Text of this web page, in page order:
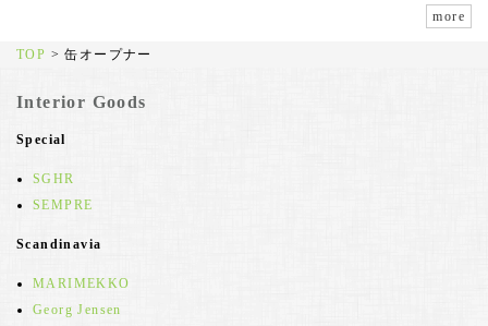
more
TOP >缶オープナー
Interior Goods
Special
SGHR
SEMPRE
Scandinavia
MARIMEKKO
Georg Jensen